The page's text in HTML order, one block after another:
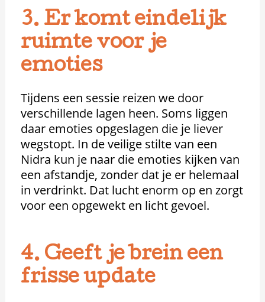
3. Er komt eindelijk
ruimte voor je
emoties
Tijdens een sessie reizen we door
verschillende lagen heen. Soms liggen
daar emoties opgeslagen die je liever
wegstopt. In de veilige stilte van een
Nidra kun je naar die emoties kijken van
een afstandje, zonder dat je er helemaal
in verdrinkt. Dat lucht enorm op en zorgt
voor een opgewekt en licht gevoel.
4. Geeft je brein een
frisse update